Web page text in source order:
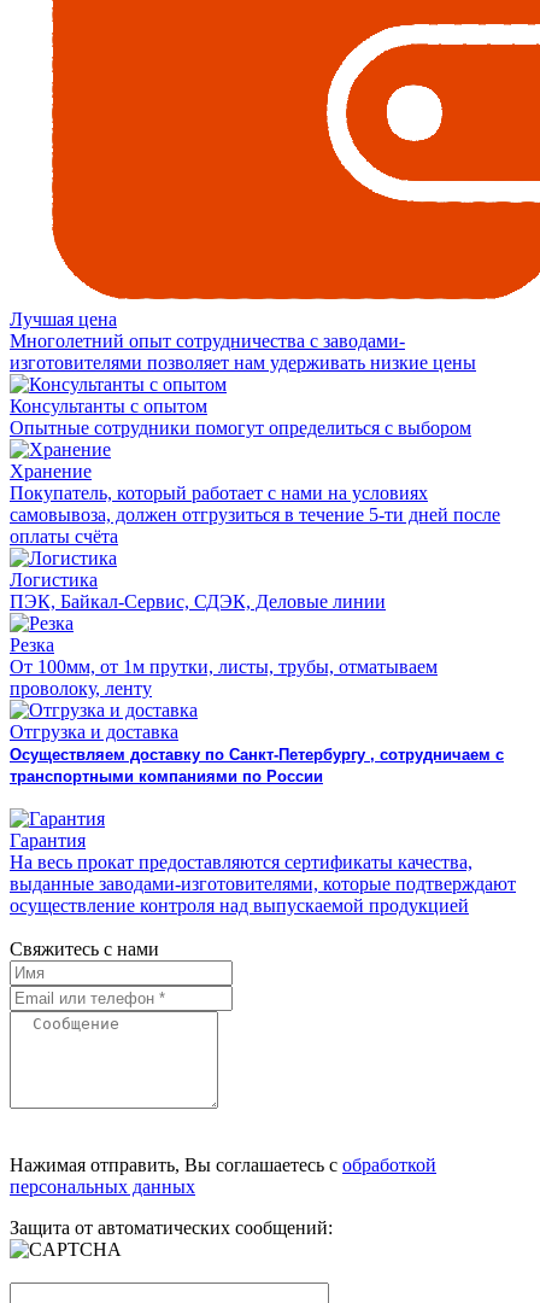
Лучшая цена
Многолетний опыт сотрудничества с заводами-
изготовителями позволяет нам удерживать низкие цены
Консультанты с опытом
Опытные сотрудники помогут определиться с выбором
Хранение
Покупатель, который работает с нами на условиях
самовывоза, должен отгрузиться в течение 5-ти дней после
оплаты счёта
Логистика
ПЭК, Байкал-Сервис, СДЭК, Деловые линии
Резка
От 100мм, от 1м прутки, листы, трубы, отматываем
проволоку, ленту
Отгрузка и доставка
Осуществляем доставку по Санкт-Петербургу , сотрудничаем с
транспортными компаниями по России
Гарантия
На весь прокат предоставляются сертификаты качества,
выданные заводами-изготовителями, которые подтверждают
осуществление контроля над выпускаемой продукцией
Свяжитесь с нами
Нажимая отправить, Вы соглашаетесь с обработкой
персональных данных
Защита от автоматических сообщений: